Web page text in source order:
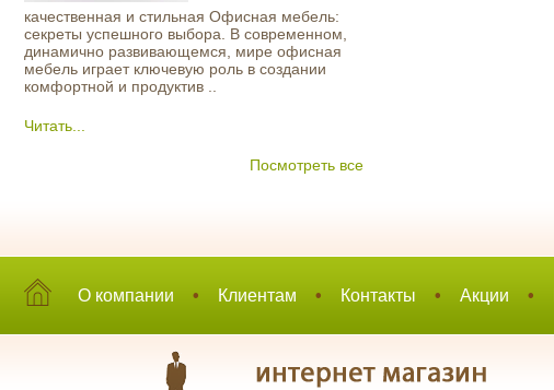
качественная и стильная Офисная мебель:
секреты успешного выбора. В современном,
динамично развивающемся, мире офисная
мебель играет ключевую роль в создании
комфортной и продуктив ..
Читать...
Посмотреть все
О компании • Клиентам • Контакты • Акции •